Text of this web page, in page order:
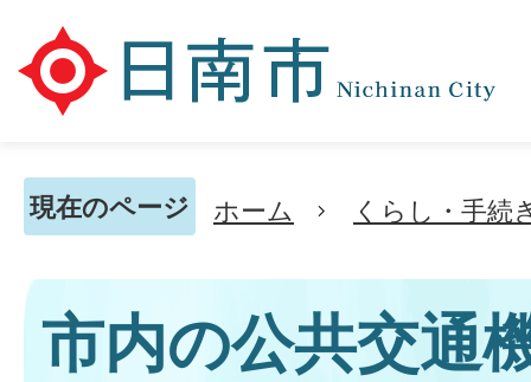
現在のページ ホーム くらし・手続
市内の公共交通